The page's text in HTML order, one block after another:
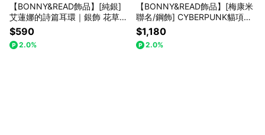
【BONNY&READ飾品】[純銀]
艾蓮娜的詩篇耳環｜銀飾 花草
約會穿搭 潮流飾品 貼耳耳環 禮
物推薦
$590
2.0%
【BONNY&READ飾品】[梅康米
聯名/鋼飾] CYBERPUNK貓項鍊
｜梅康米插畫 聯名飾品 造型項
鍊 中性飾品 長項鍊 禮物推薦 專
屬包裝
$1,180
2.0%